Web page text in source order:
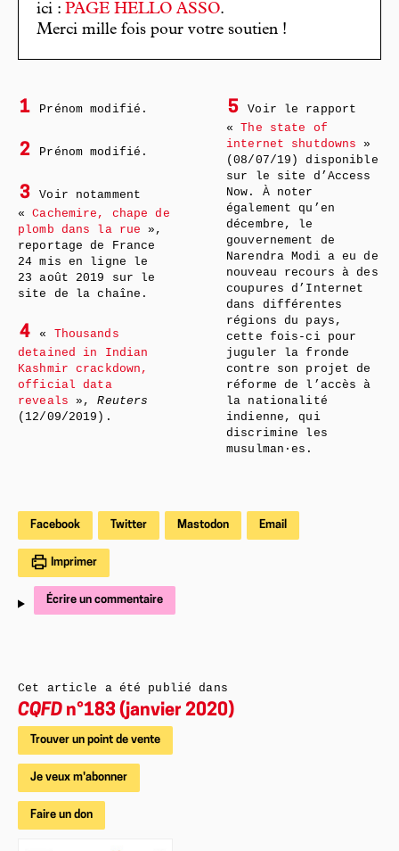
ici : PAGE HELLO ASSO.
Merci mille fois pour votre soutien !
1 Prénom modifié.
2 Prénom modifié.
3
Voir notamment
«Cachemire, chape de
plomb dans la rue »,
reportage de France
24 mis en ligne le
23 août 2019 sur le
site de la chaîne.
4 « Thousands
detained in Indian
Kashmir crackdown,
official data
reveals »,Reuters
(12/09/2019).
5
Voir le rapport
«The state of
internet shutdowns »
(08/07/19) disponible
sur le site d’Access
Now. À noter
également qu’en
décembre, le
gouvernement de
Narendra Modi a eu de
nouveau recours à des
coupures d’Internet
dans différentes
régions du pays,
cette fois-ci pour
juguler la fronde
contre son projet de
réforme de l’accès à
la nationalité
indienne, qui
discrimine les
musulman·es.
Facebook Twitter Mastodon Email
Imprimer
Écrire un commentaire
Cet article a été publié dans
CQFD n°183 (janvier 2020)
Trouver un point de vente
Je veux m'abonner
Faire un don